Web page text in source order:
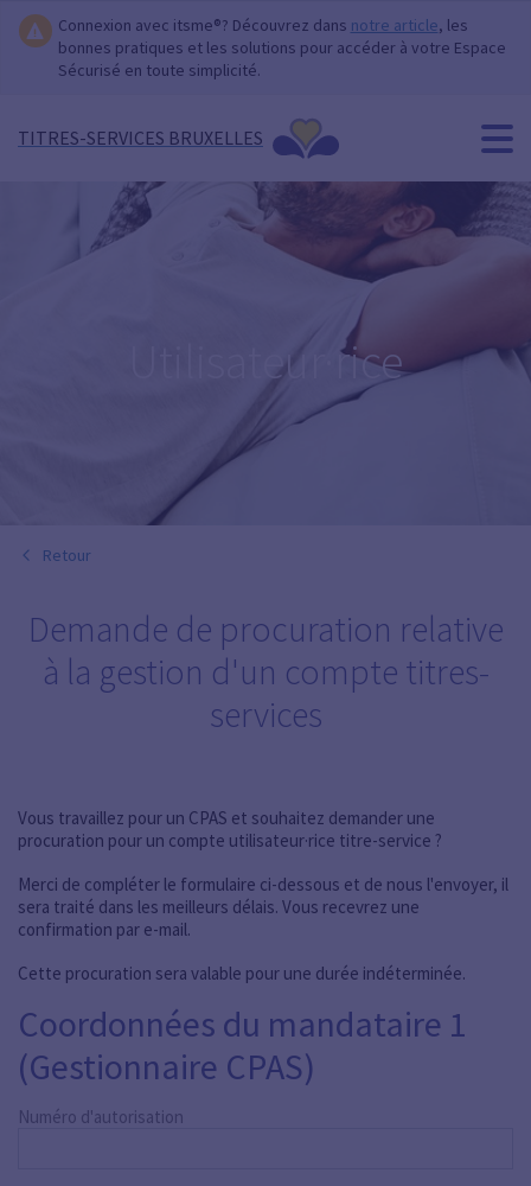
Connexion avec itsme®? Découvrez dans notre article, les
bonnes pratiques et les solutions pour accéder à votre Espace
Sécurisé en toute simplicité.
TITRES-SERVICES BRUXELLES
Utilisateur·rice
Retour
Demande de procuration relative
à la gestion d'un compte titres-
services
Vous travaillez pour un CPAS et souhaitez demander une
procuration pour un compte utilisateur·rice titre-service ?
Merci de compléter le formulaire ci-dessous et de nous l'envoyer, il
sera traité dans les meilleurs délais. Vous recevrez une
confirmation par e-mail.
Cette procuration sera valable pour une durée indéterminée.
Coordonnées du mandataire 1
(Gestionnaire CPAS)
Numéro d'autorisation